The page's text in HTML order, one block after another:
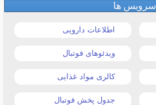
سرویس ها
اطلاعات دارویی
ویدئوهای فوتبال
کالری مواد غذایی
جدول پخش فوتبال